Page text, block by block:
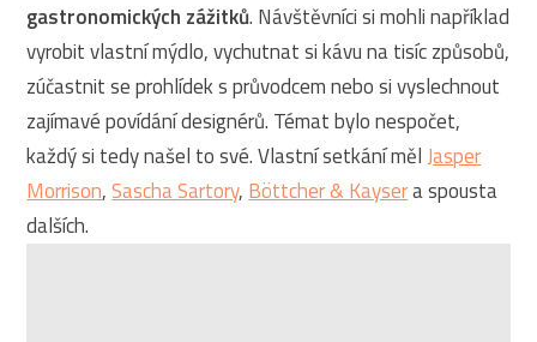
gastronomických zážitků. Návštěvníci si mohli například
vyrobit vlastní mýdlo, vychutnat si kávu na tisíc způsobů,
zúčastnit se prohlídek s průvodcem nebo si vyslechnout
zajímavé povídání designérů. Témat bylo nespočet,
každý si tedy našel to své. Vlastní setkání mělJasper
Morrison,Sascha Sartory, Böttcher & Kaysera spousta
dalších.